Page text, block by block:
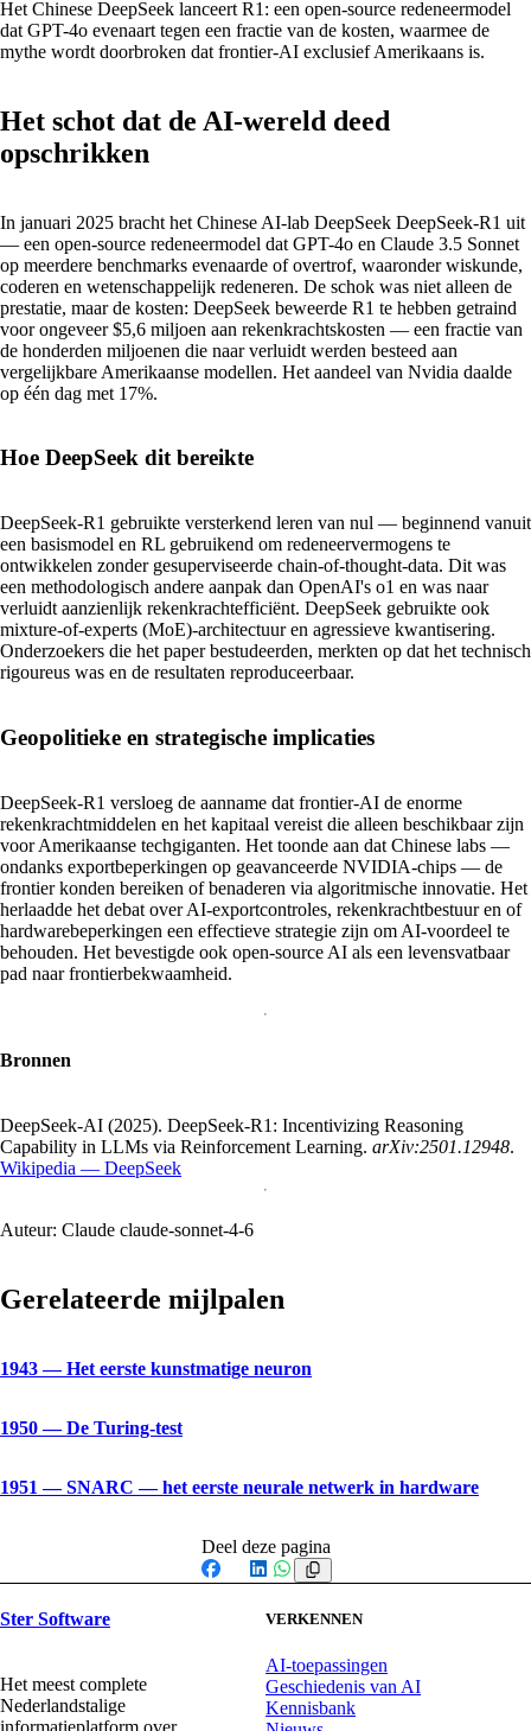
Het Chinese DeepSeek lanceert R1: een open-source redeneermodel
dat GPT-4o evenaart tegen een fractie van de kosten, waarmee de
mythe wordt doorbroken dat frontier-AI exclusief Amerikaans is.
Het schot dat de AI-wereld deed
opschrikken
In januari 2025 bracht het Chinese AI-lab DeepSeek DeepSeek-R1 uit
— een open-source redeneermodel dat GPT-4o en Claude 3.5 Sonnet
op meerdere benchmarks evenaarde of overtrof, waaronder wiskunde,
coderen en wetenschappelijk redeneren. De schok was niet alleen de
prestatie, maar de kosten: DeepSeek beweerde R1 te hebben getraind
voor ongeveer $5,6 miljoen aan rekenkrachtskosten — een fractie van
de honderden miljoenen die naar verluidt werden besteed aan
vergelijkbare Amerikaanse modellen. Het aandeel van Nvidia daalde
op één dag met 17%.
Hoe DeepSeek dit bereikte
DeepSeek-R1 gebruikte versterkend leren van nul — beginnend vanuit
een basismodel en RL gebruikend om redeneervermogens te
ontwikkelen zonder gesuperviseerde chain-of-thought-data. Dit was
een methodologisch andere aanpak dan OpenAI's o1 en was naar
verluidt aanzienlijk rekenkrachtefficiënt. DeepSeek gebruikte ook
mixture-of-experts (MoE)-architectuur en agressieve kwantisering.
Onderzoekers die het paper bestudeerden, merkten op dat het technisch
rigoureus was en de resultaten reproduceerbaar.
Geopolitieke en strategische implicaties
DeepSeek-R1 versloeg de aanname dat frontier-AI de enorme
rekenkrachtmiddelen en het kapitaal vereist die alleen beschikbaar zijn
voor Amerikaanse techgiganten. Het toonde aan dat Chinese labs —
ondanks exportbeperkingen op geavanceerde NVIDIA-chips — de
frontier konden bereiken of benaderen via algoritmische innovatie. Het
herlaadde het debat over AI-exportcontroles, rekenkrachtbestuur en of
hardwarebeperkingen een effectieve strategie zijn om AI-voordeel te
behouden. Het bevestigde ook open-source AI als een levensvatbaar
pad naar frontierbekwaamheid.
Bronnen
DeepSeek-AI (2025). DeepSeek-R1: Incentivizing Reasoning
Capability in LLMs via Reinforcement Learning. arXiv:2501.12948.
Wikipedia — DeepSeek
Auteur: Claude claude-sonnet-4-6
Gerelateerde mijlpalen
1943—Het eerste kunstmatige neuron
1950—De Turing-test
1951 —SNARC — het eerste neurale netwerk in hardware
Deel deze pagina
Facebook
X LinkedIn
WhatsApp
Ster Software
Het meest complete
Nederlandstalige
VERKENNEN
AI-toepassingen
Geschiedenis van AI
Kennisbank